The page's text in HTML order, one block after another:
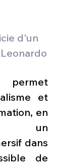
d'un
et
en
un
dans
de